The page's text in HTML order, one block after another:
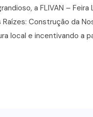
a FLIVAN –
Construção da
local e incentivando a